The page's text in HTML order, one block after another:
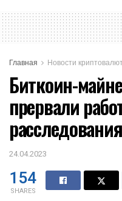
Главная Новости криптовалют
Биткоин-
прервали
расследования
24.04.2023
154
SHARES